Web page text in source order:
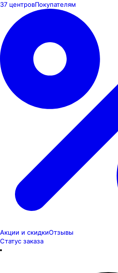
37 центровПокупателям
Акции и скидкиОтзывы
Статус заказа